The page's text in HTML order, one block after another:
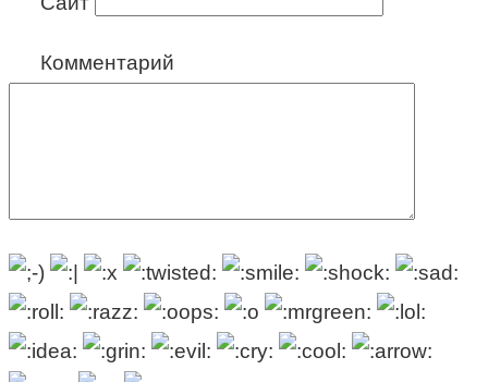
Комментарий